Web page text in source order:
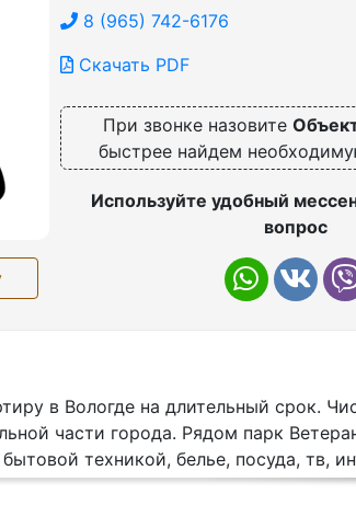
8 (965) 742-6176
Скачать PDF
При звонке назовите
быстрее найдем
Используйте удобный
вопрос
в Вологде на длительный срок.
части города. Рядом парк
техникой, белье, посуда, тв,